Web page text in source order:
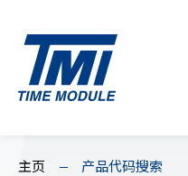
机械机芯
主页 产品代码搜索